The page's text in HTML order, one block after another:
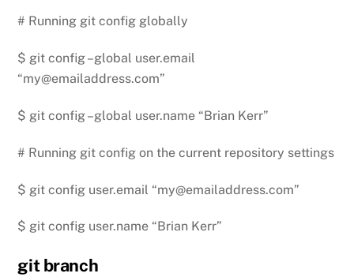
# Running git config globally
$ git config –global user.email
“my@emailaddress.com”
$ git config –global user.name “Brian Kerr”
# Running git config on the current repository settings
$ git config user.email “my@emailaddress.com”
$ git config user.name “Brian Kerr”
git branch